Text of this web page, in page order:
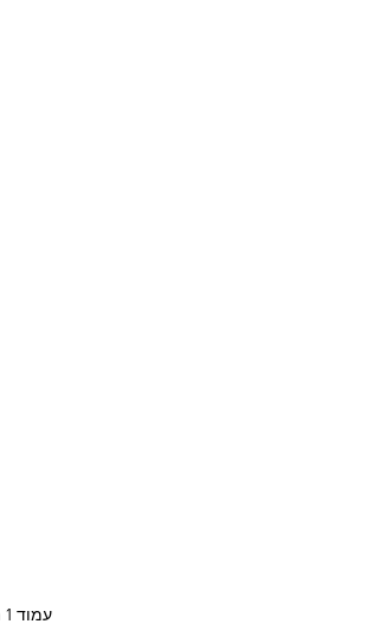
עמוד 1 מתוך 1